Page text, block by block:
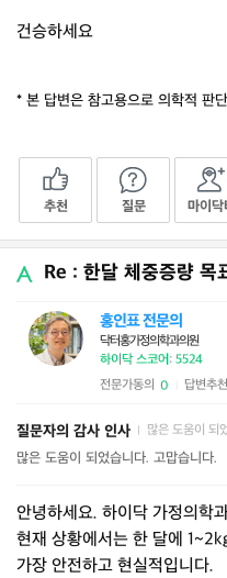
건승하세요
* 본 답변은 참고용으로 의학적 판
추천 질문 마이닥
Re : 한달 체중증량 목
홍인표 전문의
닥터홍가정의학과의원
하이닥 스코어: 5524
전문가동의 0 답변추천
질문자의 감사 인사 많은 도움이 되
많은 도움이 되었습니다. 고맙습니다.
안녕하세요. 하이닥 가정의학
현재 상황에서는 한 달에
가장 안전하고 현실적입니다.